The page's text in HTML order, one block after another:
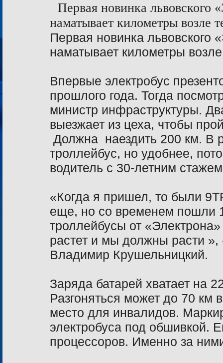
Первая новинка львовского
наматывает километры возле
Первая новинка львовского
наматывает километры
Впервые электробус
прошлого года. Тогда
министр инфраструктуры.
выезжает из цеха, чтобы
Должна наездить 200 км. В
троллейбус, но удобнее,
водитель с 30-летним
«Когда я пришел, то были
еще, но со временем пошли
троллейбусы от
растет и мы должны расти »,
Владимир Крушельницкий.
Заряда батарей хватает на
Разгоняться может до 70 км
место для инвалидов.
электробуса под обшивкой.
процессоров. Именно за